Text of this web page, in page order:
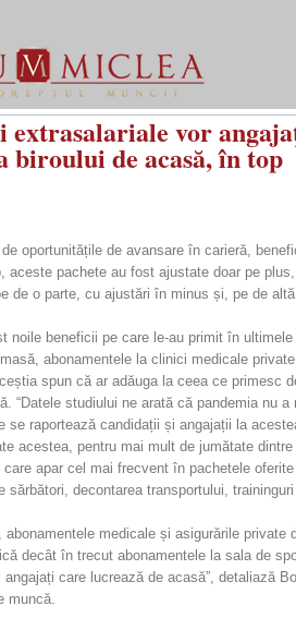
extrasalariale vor
biroului de acasă, în top
oportunitățile de avansare în carieră,
aceste pachete au fost ajustate doar pe
de o parte, cu ajustări în minus și, pe de
noile beneficii pe care le-au primit în
abonamentele la clinici medicale
spun că ar adăuga la ceea ce primesc
“Datele studiului ne arată că pandemia nu
se raportează candidații și angajații la
acestea, pentru mai mult de jumătate
apar cel mai frecvent în pachetele
sărbători, decontarea transportului,
abonamentele medicale și asigurările
decât în trecut abonamentele la sala de
care lucrează de acasă”, detaliază
muncă.